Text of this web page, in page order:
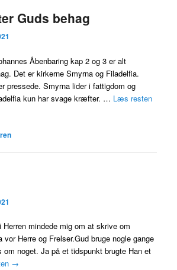
Guds behag
Åbenbaring kap 2 og 3 er alt
Det er kirkerne Smyrna og Filadelfia.
pressede. Smyrna lider i fattigdom og
kun har svage kræfter. … Læs resten
Herren mindede mig om at skrive om
Herre og Frelser.Gud bruge nogle gange
om noget. Ja på et tidspunkt brugte Han et
→